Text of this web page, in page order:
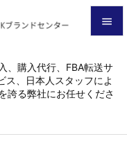
、購入代行、FBA転送サ
、日本人スタッフによ
誇る弊社にお任せくださ

メニュ

サイド
前へ